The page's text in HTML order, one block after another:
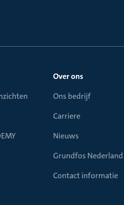
Over ons
Ons bedrijf
Carriere
Nieuws
Grundfos Nederland
Contact informatie